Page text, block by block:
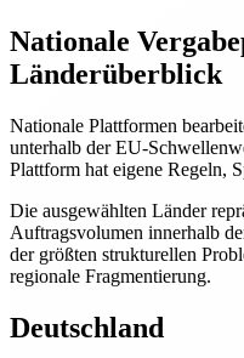
Nationale
Länderüberblick
Nationale Plattformen
unterhalb der EU-
Plattform hat eigene Regeln,
Die ausgewählten Länder
Auftragsvolumen innerhalb
der größten strukturellen
regionale Fragmentierung.
Deutschland